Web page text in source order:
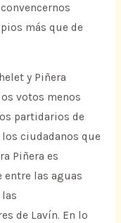
más que de
y Piñera
votos menos
partidarios de
ciudadanos que
Piñera es
entre las aguas
de Lavín. En lo